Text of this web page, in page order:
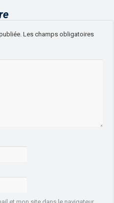
Les champs obligatoires